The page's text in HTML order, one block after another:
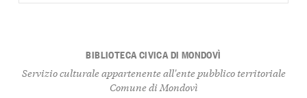
BIBLIOTECA CIVICA DI MONDOVÌ
Servizio culturale appartenente all'ente pubblico territoriale
Comune di Mondovì